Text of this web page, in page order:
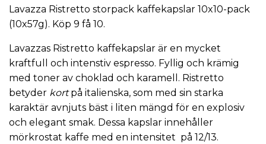
Lavazza Ristretto storpack kaffekapslar 10x10-pack
(10x57g). Köp 9 få 10.
Lavazzas Ristretto kaffekapslar är en mycket
kraftfull och intenstiv espresso. Fyllig och krämig
med toner av choklad och karamell. Ristretto
betyder kortpå italienska, som med sin starka
karaktär avnjuts bäst i liten mängd för en explosiv
och elegant smak. Dessa kapslar innehåller
mörkrostat kaffe med en intensitet på 12/13.